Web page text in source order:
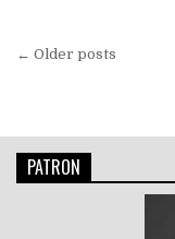
Posts
← Older posts
PATRON